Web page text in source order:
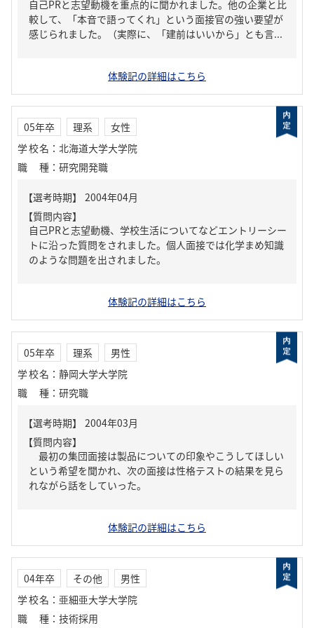
自己PRと志望動機を重点的に聞かれました。他の企業と比
較して、「本音で語ってくれ」という面接官の強い要望が
感じられました。（実際に、「建前はいいから」とも言...
体験記の詳細はこちら
05年卒 理系
女性
学校名 ： 北海道大学大学院
職種 ： 研究開発職
【質問内容】
自己PRと志望動機、学校生活についてなどエントリーシー
トに沿った質問をされました。個人面接では化学まめ知識
のような問題を出されました。
体験記の詳細はこちら
05年卒 理系
男性
学校名 ： 静岡大学大学院
職種 ： 研究職
【質問内容】
最初の集団面接は製品についての印象やこうしてほしい
という希望を聞かれ、次の面接は性格テストの結果を見ら
れながら話をしていった。
体験記の詳細はこちら
04年卒 その他
男性
学校名 ： 亜細亜大学大学院
職種 ： 技術採用